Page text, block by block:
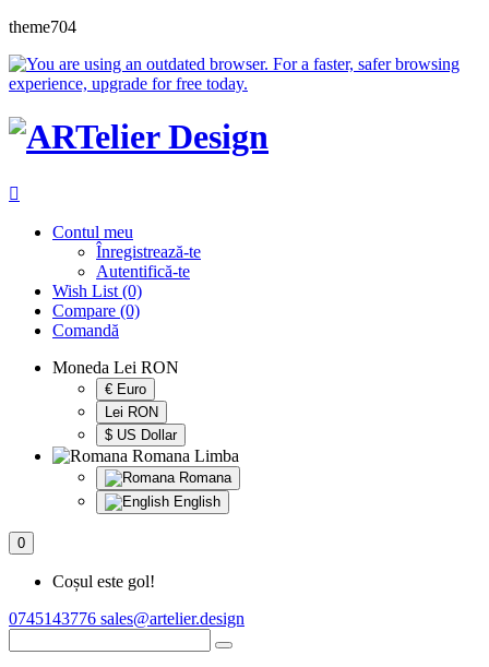
theme704
Contul meu
Înregistrează-te
Autentifică-te
Wish List (0)
Compare (0)
Comandă
Moneda Lei RON
€ Euro
Lei RON
$ US Dollar
Romana Limba
Romana
English
0
Coșul este gol!
0745143776 sales@artelier.design